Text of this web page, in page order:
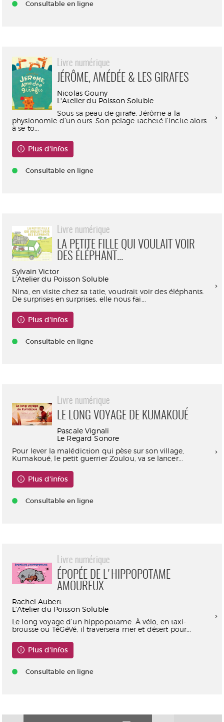
Consultable en ligne
Livre numérique
JÉRÔME, AMÉDÉE & LES GIRAFES
Nicolas Gouny
L'Atelier du Poisson Soluble
Sous sa peau de girafe, Jérôme a la
physionomie d’un ours. Son pelage tacheté l’incite alors
à se to...
Plus d'infos
Consultable en ligne
Livre numérique
LA PETITE FILLE QUI VOULAIT VOIR
DES ÉLÉPHANT...
Sylvain Victor
L'Atelier du Poisson Soluble
Nina, en visite chez sa tatie, voudrait voir des éléphants.
De surprises en surprises, elle nous fai...
Plus d'infos
Consultable en ligne
Livre numérique
LE LONG VOYAGE DE KUMAKOUÉ
Pascale Vignali
Le Regard Sonore
Pour lever la malédiction qui pèse sur son village,
Kumakoué, le petit guerrier Zoulou, va se lancer...
Plus d'infos
Consultable en ligne
Livre numérique
ÉPOPÉE DE L'HIPPOPOTAME
AMOUREUX
Rachel Aubert
L'Atelier du Poisson Soluble
Le long voyage d’un hippopotame. À vélo, en taxi-
brousse ou TéGéVé, il traversera mer et désert pour...
Plus d'infos
Consultable en ligne